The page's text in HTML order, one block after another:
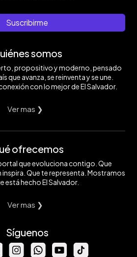
Suscribirme
somos
propositivo y moderno, pensado
que avanza, se reinventa y se une.
con lo mejor de El Salvador.
Ver mas ❯
ofrecemos
que evoluciona contigo. Que
Que te representa. Mostramos
está hecho El Salvador.
Ver mas ❯
Síguenos